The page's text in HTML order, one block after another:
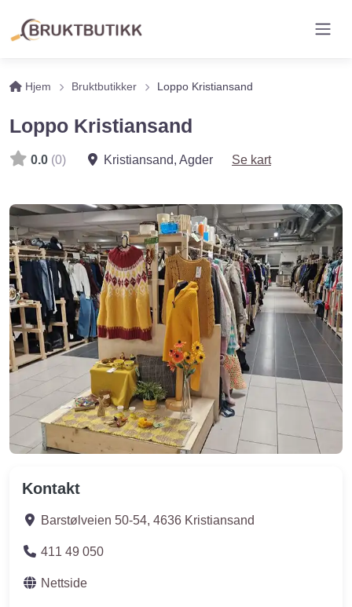
Hjem Bruktbutikker Loppo Kristiansand
Loppo Kristiansand
0.0 (0) Kristiansand, Agder Se kart
Kontakt
Barstølveien 50-54, 4636 Kristiansand
411 49 050
Nettside